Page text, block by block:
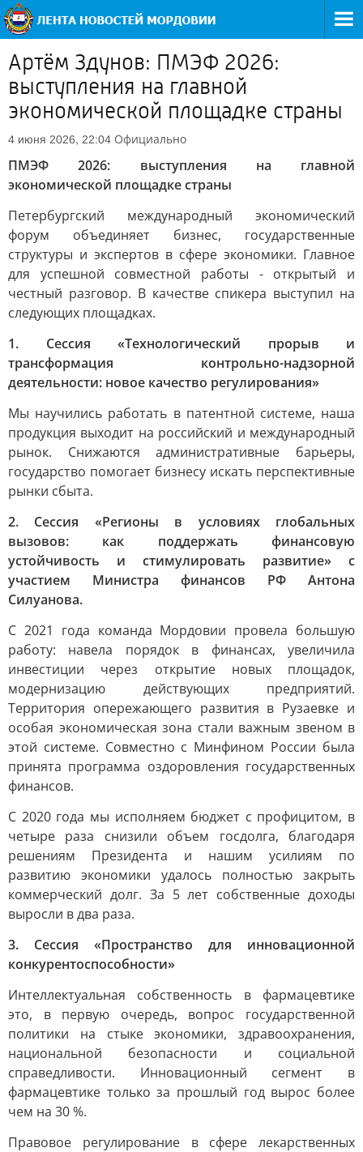
Артём Здунов: ПМЭФ 2026:
выступления на главной
экономической площадке страны
4 июня 2026, 22:04 Официально
ПМЭФ 2026: выступления на главной
экономической площадке страны
Петербургский международный экономический
форум объединяет бизнес, государственные
структуры и экспертов в сфере экономики. Главное
для успешной совместной работы - открытый и
честный разговор. В качестве спикера выступил на
следующих площадках.
1. Сессия «Технологический прорыв и
трансформация контрольно-надзорной
деятельности: новое качество регулирования»
Мы научились работать в патентной системе, наша
продукция выходит на российский и международный
рынок. Снижаются административные барьеры,
государство помогает бизнесу искать перспективные
рынки сбыта.
2. Сессия «Регионы в условиях глобальных
вызовов: как поддержать финансовую
устойчивость и стимулировать развитие» с
участием Министра финансов РФ Антона
Силуанова.
С 2021 года команда Мордовии провела большую
работу: навела порядок в финансах, увеличила
инвестиции через открытие новых площадок,
модернизацию действующих предприятий.
Территория опережающего развития в Рузаевке и
особая экономическая зона стали важным звеном в
этой системе. Совместно с Минфином России была
принята программа оздоровления государственных
финансов.
С 2020 года мы исполняем бюджет с профицитом, в
четыре раза снизили объем госдолга, благодаря
решениям Президента и нашим усилиям по
развитию экономики удалось полностью закрыть
коммерческий долг. За 5 лет собственные доходы
выросли в два раза.
3. Сессия «Пространство для инновационной
конкурентоспособности»
Интеллектуальная собственность в фармацевтике
это, в первую очередь, вопрос государственной
политики на стыке экономики, здравоохранения,
национальной безопасности и социальной
справедливости. Инновационный сегмент в
фармацевтике только за прошлый год вырос более
чем на 30 %.
Правовое регулирование в сфере лекарственных